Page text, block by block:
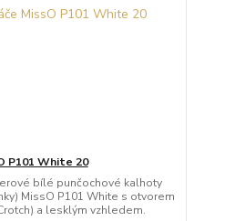
P101 White 20
bílé punčochové kalhoty
MissO P101 White s otvorem
a lesklým vzhledem.